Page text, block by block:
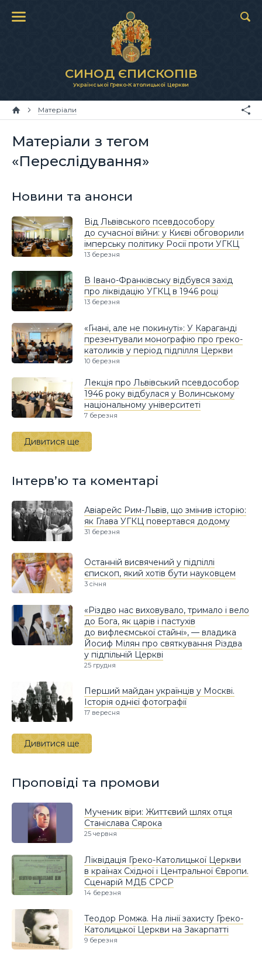
СИНОД ЄПИСКОПІВ
Української Греко-Католицької Церкви
Матеріали
Матеріали з тегом
«Переслідування»
Новини та анонси
Від Львівського псевдособору
до сучасної війни: у Києві обговорили
імперську політику Росії проти УГКЦ
13 березня
В Івано-Франківську відбувся захід
про ліквідацію УГКЦ в 1946 році
13 березня
«Гнані, але не покинуті»: У Караганді
презентували монографію про греко-
католиків у період підпілля Церкви
10 березня
Лекція про Львівський псевдособор
1946 року відбулася у Волинському
національному університеті
7 березня
Дивитися ще
Інтерв’ю та коментарі
Авіарейс Рим-Львів, що змінив історію:
як Глава УГКЦ повертався додому
31 березня
Останній висвячений у підпіллі
єпископ, який хотів бути науковцем
3 січня
«Різдво нас виховувало, тримало і вело
до Бога, як царів і пастухів
до вифлеємської стайні», — владика
Йосиф Мілян про святкування Різдва
у підпільній Церкві
25 грудня
Перший майдан українців у Москві.
Історія однієї фотографії
17 вересня
Дивитися ще
Проповіді та промови
Мученик віри: Життєвий шлях отця
Станіслава Сярока
25 червня
Ліквідація Греко-Католицької Церкви
в країнах Східної і Центральної Європи.
Сценарій МДБ СРСР
14 березня
Теодор Ромжа. На лінії захисту Греко-
Католицької Церкви на Закарпатті
9 березня